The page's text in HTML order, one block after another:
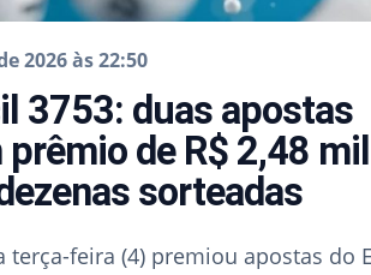
2026 às 22:50
3753: duas apostas
de R$ 2,48
sorteadas
terça-feira (4) premiou apostas do